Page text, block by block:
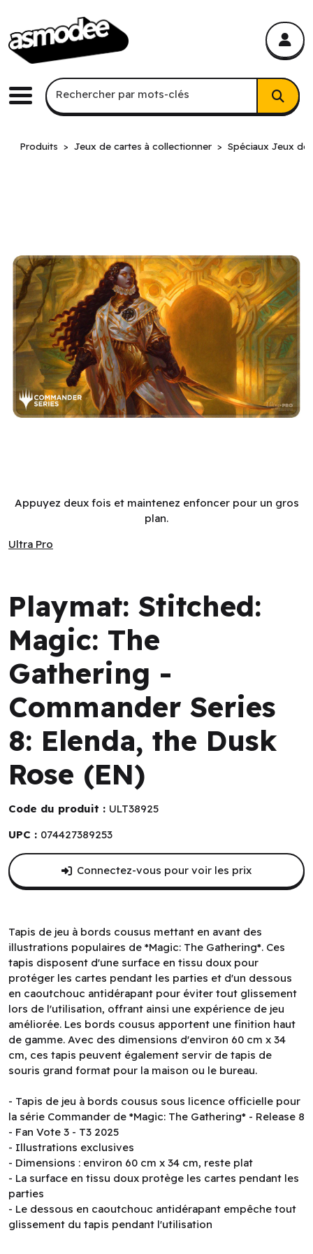
Menu
Recherche par mots-clés
Rechercher par mots-clés
Produits Jeux de cartes à collectionner Spéciaux Jeux de
Appuyez deux fois et maintenez enfoncer pour un gros
plan.
Ultra Pro
Playmat: Stitched:
Magic: The
Gathering -
Commander Series
8: Elenda, the Dusk
Rose (EN)
Code du produit : ULT38925
UPC : 074427389253
Tapis de jeu à bords cousus mettant en avant des
illustrations populaires de *Magic: The Gathering*. Ces
tapis disposent d'une surface en tissu doux pour
protéger les cartes pendant les parties et d'un dessous
en caoutchouc antidérapant pour éviter tout glissement
lors de l'utilisation, offrant ainsi une expérience de jeu
améliorée. Les bords cousus apportent une finition haut
de gamme. Avec des dimensions d'environ 60 cm x 34
cm, ces tapis peuvent également servir de tapis de
souris grand format pour la maison ou le bureau.
- Tapis de jeu à bords cousus sous licence officielle pour
la série Commander de *Magic: The Gathering* - Release 8
- Fan Vote 3 - T3 2025
- Illustrations exclusives
- Dimensions : environ 60 cm x 34 cm, reste plat
- La surface en tissu doux protège les cartes pendant les
parties
- Le dessous en caoutchouc antidérapant empêche tout
glissement du tapis pendant l'utilisation
Connectez-vous pour voir les prix